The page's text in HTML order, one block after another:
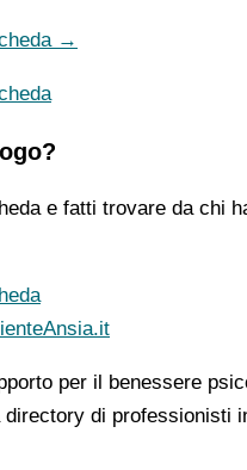
→
e fatti trovare da chi
per il benessere
directory di professionisti